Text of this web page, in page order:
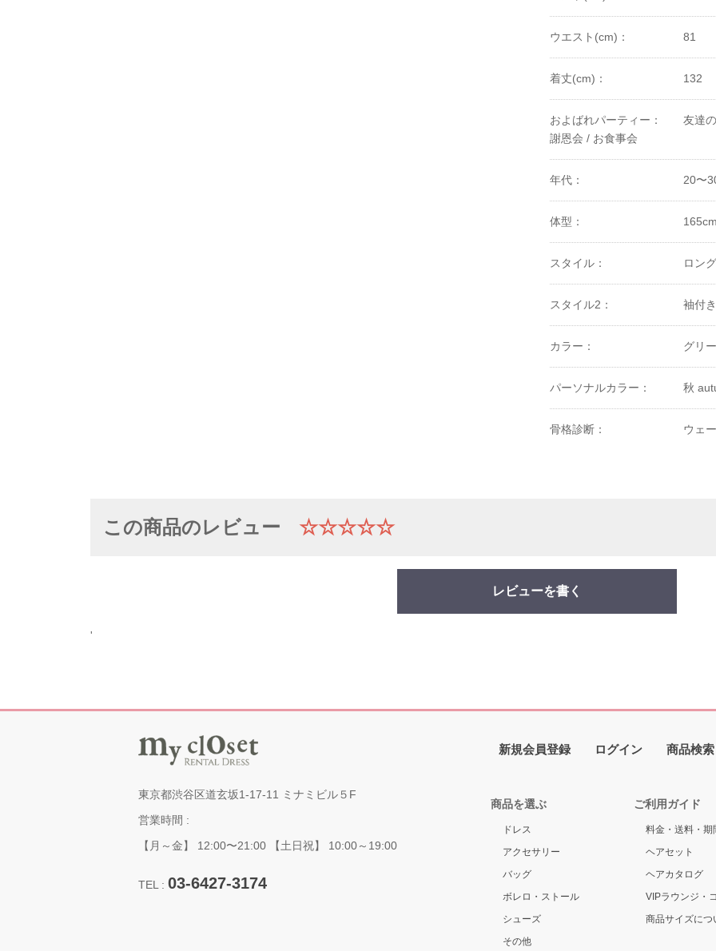
ウエスト(cm)： 81
着丈(cm)： 132
およばれパーティー： 友達
謝恩会 / お食事会
年代： 20〜
体型：
スタイル： ロン
スタイル2： 袖付き
カラー： グリ
パーソナルカラー： 秋
骨格診断： ウェ
この商品のレビュー ☆☆☆☆☆
レビューを書く
'
東京都渋谷区道玄坂1-17-11 ミナミビル５F
営業時間 :
【月～金】 12:00〜21:00 【土日祝】 10:00～19:00
TEL : 03-6427-3174
新規会員登録 ログイン 商品検索
商品を選ぶ
ドレス
アクセサリー
バッグ
ボレロ・ストール
シューズ
その他
ご利用ガイド
料金・送料・期
ヘアセット
ヘアカタログ
VIPラウンジ・
商品サイズにつ